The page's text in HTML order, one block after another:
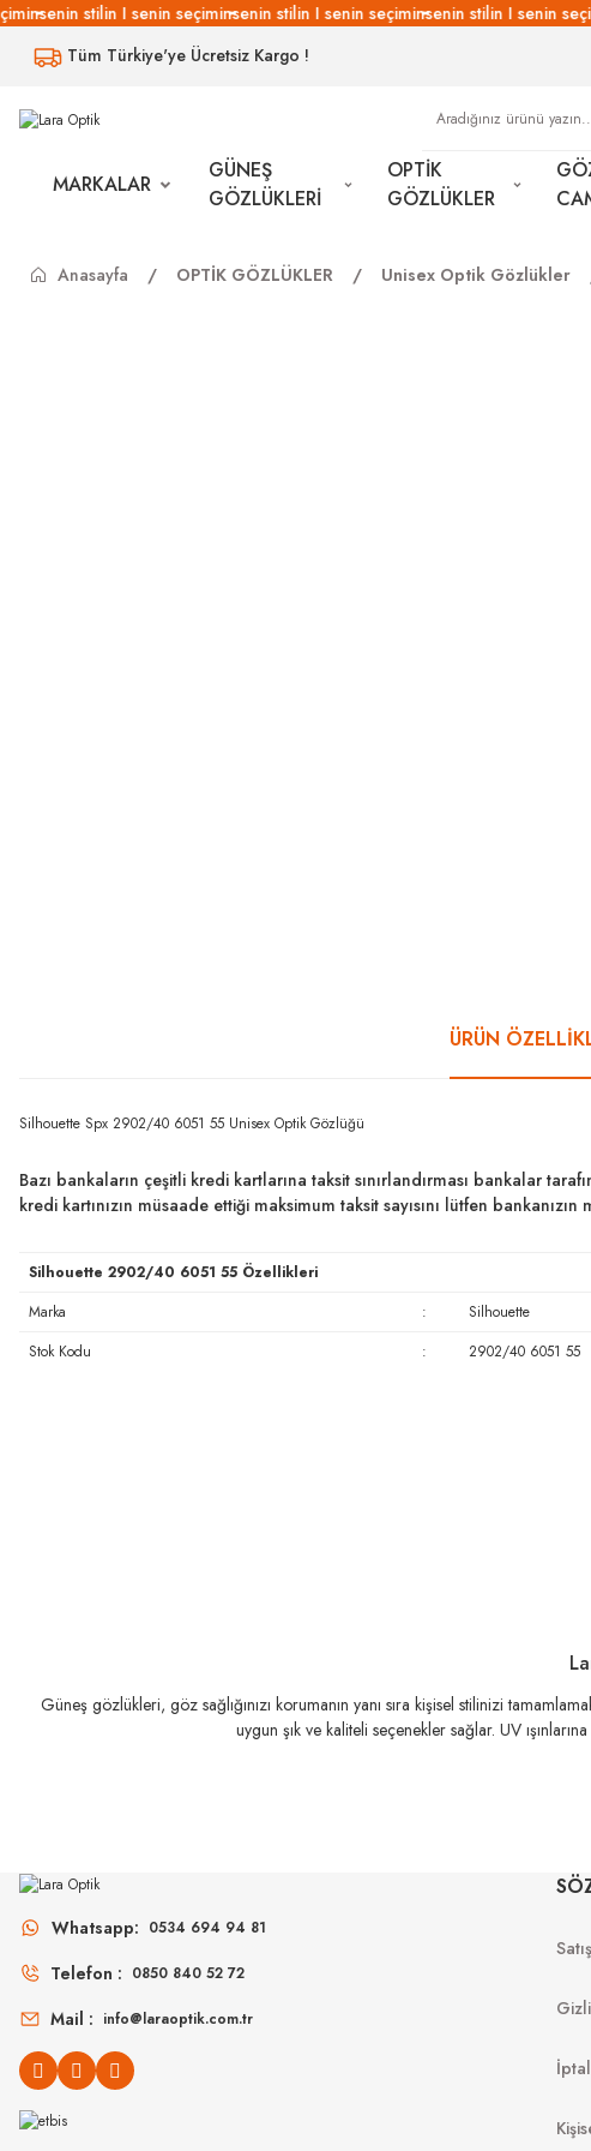
senin stilin I senin seçiminsenin stilin I senin seçiminsenin stilin I senin
Tüm Türkiye'ye Ücretsiz Kargo !
MARKALAR
GÜNEŞ
GÖZLÜKLERİ
OPTİK
GÖZLÜKLER
Anasayfa OPTİK GÖZLÜKLER Unisex Optik Gözlükler
ÜRÜN
Silhouette Spx 2902/40 6051 55 Unisex Optik Gözlüğü
Bazı bankaların çeşitli kredi kartlarına taksit sınırlandırması bankalar
kredi kartınızın müsaade ettiği maksimum taksit sayısını lütfen
Silhouette 2902/40 6051 55 Özellikleri
Marka
:
Silhouette
Stok Kodu
: 2902/40 6051 55
SLASTIK SLASTIK
Güneş gözlükleri, göz sağlığınızı korumanın yanı sıra kişisel stilinizi
uygun şık ve kaliteli seçenekler sağlar. UV
Whatsapp: 0534 694 94 81
Telefon : 0850 840 52 72
Mail : info@laraoptik.com.tr